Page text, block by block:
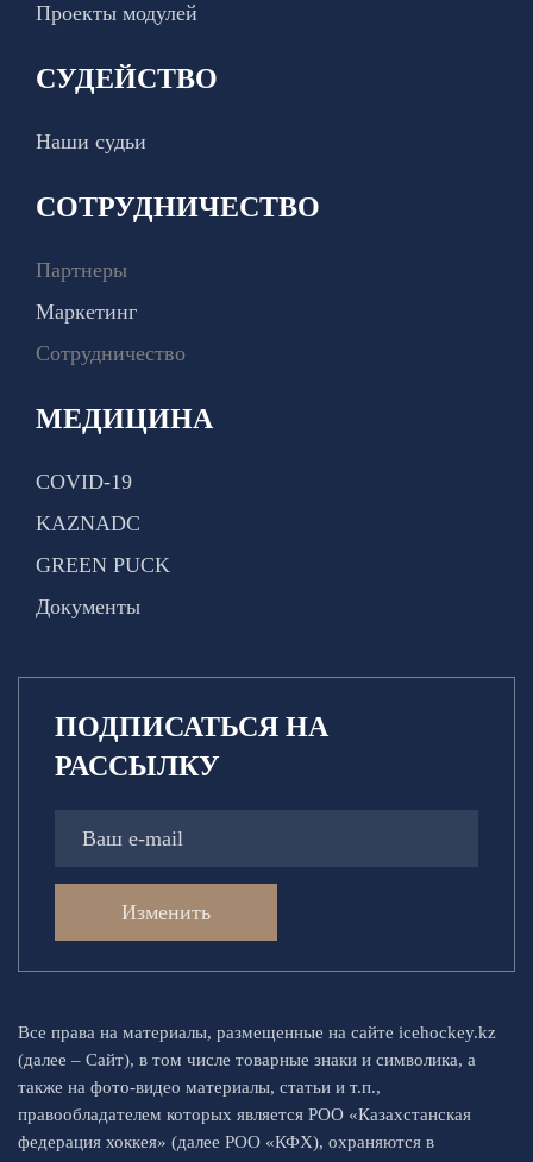
Проекты модулей
СУДЕЙСТВО
Наши судьи
СОТРУДНИЧЕСТВО
Партнеры
Маркетинг
Сотрудничество
МЕДИЦИНА
COVID-19
KAZNADC
GREEN PUCK
Документы
ПОДПИСАТЬСЯ НА
РАССЫЛКУ
Изменить
Все права на материалы, размещенные на сайте icehockey.kz
(далее – Сайт), в том числе товарные знаки и символика, а
также на фото-видео материалы, статьи и т.п.,
правообладателем которых является РОО «Казахстанская
федерация хоккея» (далее РОО «КФХ), охраняются в